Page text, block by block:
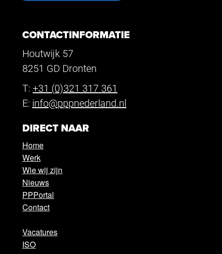
CONTACTINFORMATIE
Houtwijk 57
8251 GD Dronten
T: +31 (0)321 317 361
E: info@pppnederland.nl
DIRECT NAAR
Home
Werk
Wie wij zijn
Nieuws
PPPortal
Contact
Vacatures
ISO